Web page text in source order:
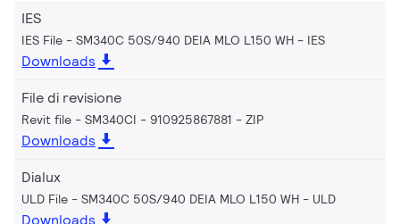
IES
IES File - SM340C 50S/940 DEIA MLO L150 WH IES
Downloads
File di revisione
Revit file - SM340CI - 910925867881 ZIP
Downloads
Dialux
ULD File - SM340C 50S/940 DEIA MLO L150 WH ULD
Downloads